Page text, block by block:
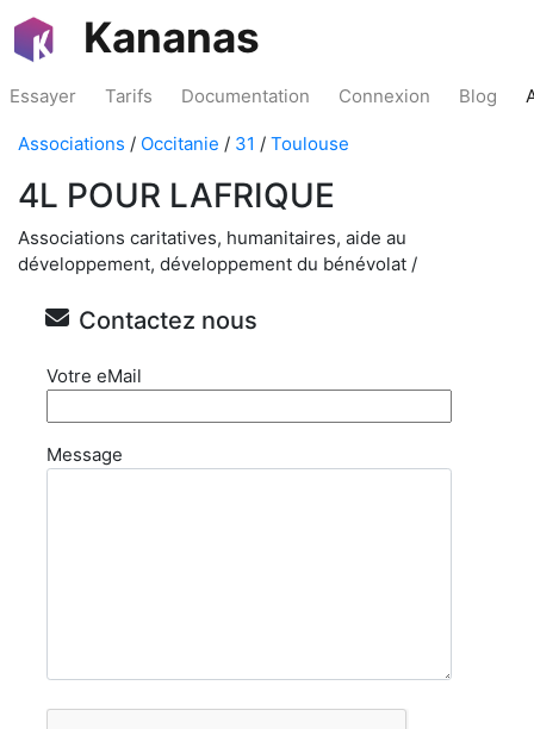
Kananas
Essayer Tarifs Documentation Connexion Blog
Associations / Occitanie / 31 / Toulouse
4L POUR LAFRIQUE
Associations caritatives, humanitaires, aide au
développement, développement du bénévolat /
Contactez nous
Votre eMail
Message